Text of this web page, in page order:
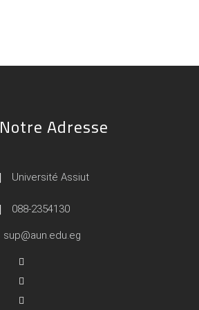
Notre Adresse
Université Assiut
088-2354130
sup@aun.edu.eg